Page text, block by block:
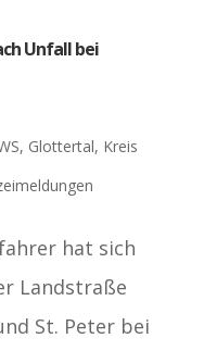
Unfall bei
, Glottertal, Kreis
hat sich
Landstraße
St. Peter bei